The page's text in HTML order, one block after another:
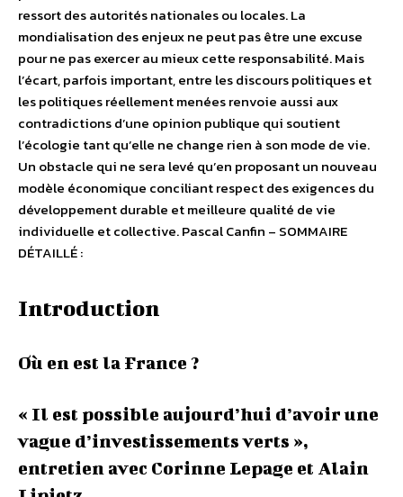
ressort des autorités nationales ou locales. La
mondialisation des enjeux ne peut pas être une excuse
pour ne pas exercer au mieux cette responsabilité. Mais
l’écart, parfois important, entre les discours politiques et
les politiques réellement menées renvoie aussi aux
contradictions d’une opinion publique qui soutient
l’écologie tant qu’elle ne change rien à son mode de vie.
Un obstacle qui ne sera levé qu’en proposant un nouveau
modèle économique conciliant respect des exigences du
développement durable et meilleure qualité de vie
individuelle et collective. Pascal Canfin – SOMMAIRE
DÉTAILLÉ :
Introduction
Où en est la France ?
« Il est possible aujourd’hui d’avoir une
vague d’investissements verts »,
entretien avec Corinne Lepage et Alain